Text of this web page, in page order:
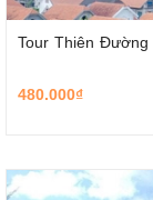
Tour Thiên Đường
480.000₫